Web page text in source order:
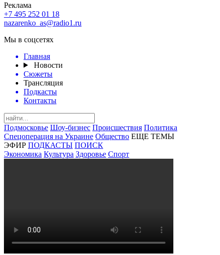
Реклама
+7 495 252 01 18
nazarenko_as@radio1.ru
Мы в соцсетях
Главная
Новости
Сюжеты
Трансляция
Подкасты
Контакты
Подмосковье Шоу-бизнес Происшествия Политика
Спецоперация на Украине Общество ЕЩЕ ТЕМЫ
ЭФИР ПОДКАСТЫ ПОИСК
Экономика Культура Здоровье Спорт